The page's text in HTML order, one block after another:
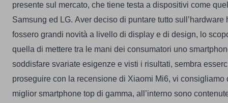
presente sul mercato, che tiene testa a dispositivi come
Samsung ed LG. Aver deciso di puntare tutto sull’hardware
fossero grandi novità a livello di display e di design, lo
quella di mettere tra le mani dei consumatori uno
soddisfare svariate esigenze e visti i risultati, sembra
proseguire con la recensione di Xiaomi Mi6, vi consigliamo
miglior smartphone top di gamma, all’interno sono